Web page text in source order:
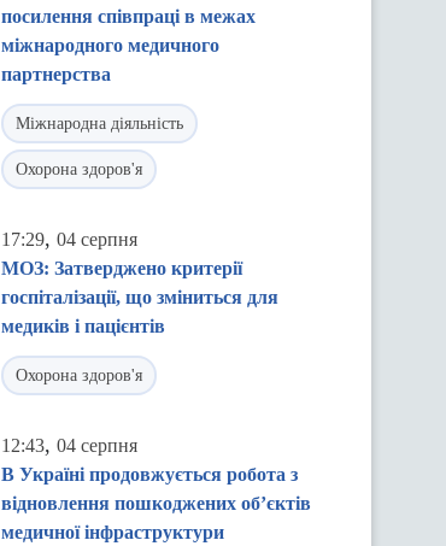
посилення співпраці в межах
міжнародного медичного
партнерства
Міжнародна діяльність
Охорона здоров'я
17:29, 04 серпня
МОЗ: Затверджено критерії
госпіталізації, що зміниться для
медиків і пацієнтів
Охорона здоров'я
12:43, 04 серпня
В Україні продовжується робота з
відновлення пошкоджених об’єктів
медичної інфраструктури